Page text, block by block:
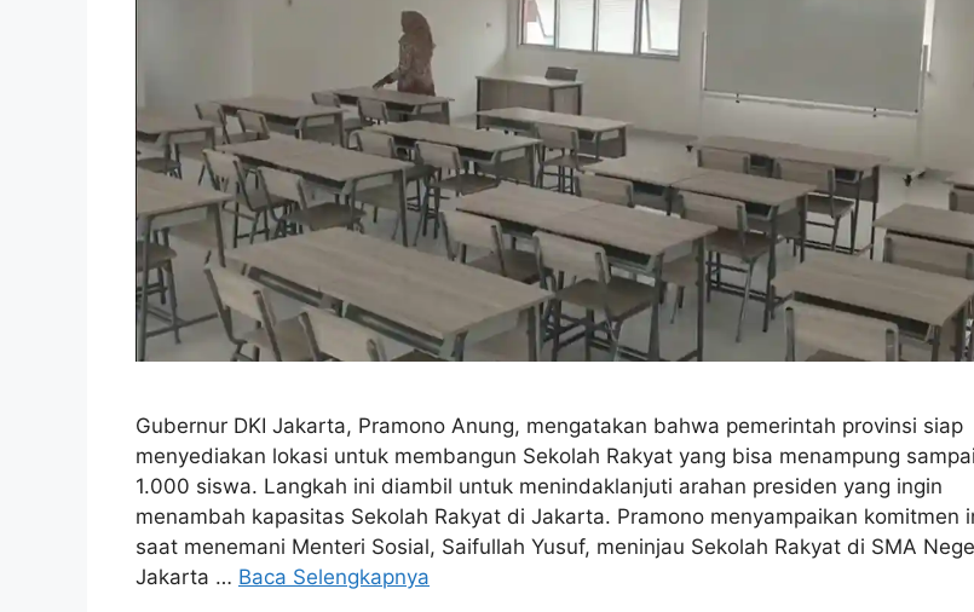
Gubernur DKI Jakarta, Pramono Anung, mengatakan bahwa pemerintah provinsi siap
menyediakan lokasi untuk membangun Sekolah Rakyat yang bisa menampung sampai
1.000 siswa. Langkah ini diambil untuk menindaklanjuti arahan presiden yang ingin
menambah kapasitas Sekolah Rakyat di Jakarta. Pramono menyampaikan komitmen
saat menemani Menteri Sosial, Saifullah Yusuf, meninjau Sekolah Rakyat di SMA
Jakarta … Baca Selengkapnya